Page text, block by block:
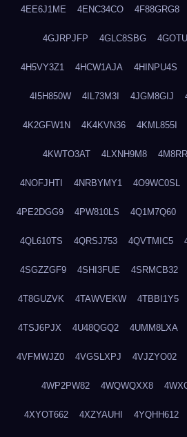
4EE6J1ME 4ENC34CO 4F88GRG8
4GJRPJFP 4GLC8SBG
4H5VY3Z1 4HCW1AJA 4HINPU4S
4I5H850W 4IL73M3I 4JGM8GIJ
4K2GFW1N 4K4KVN36 4KML855I
4KWTO3AT 4LXNH9M8
4NOFJHTI 4NRBYMY1 4O9WC0SL
4PE2DGG9 4PW810LS 4Q1M7Q60
4QL610TS 4QRSJ753 4QVTMIC5
4SGZZGF9 4SHI3FUE 4SRMCB32
4T8GUZVK 4TAWVEKW 4TBBI1Y5
4TSJ6PJX 4U48QGQ2 4UMM8LXA
4VFMWJZ0 4VGSLXPJ 4VJZYO02
4WP2PW82 4WQWQXX8
4XYOT662 4XZYAUHI 4YQHH612